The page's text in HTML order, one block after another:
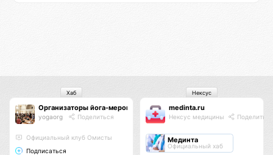
Организаторы йога-мероприятий
yogaorg Поделиться
Официальный клуб Омисты
Подписаться
Хаб
medinta.ru
Нексус медицины Поделиться
Мединта
Официальный хаб
Нексус